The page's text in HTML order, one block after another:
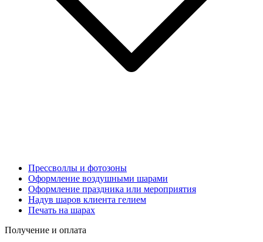
Прессволлы и фотозоны
Оформление воздушными шарами
Оформление праздника или мероприятия
Надув шаров клиента гелием
Печать на шарах
Получение и оплата